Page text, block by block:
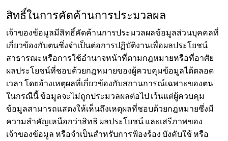
สิทธิ์ในการคัดค้านการประมวลผล
เจ้าของข้อมูลมีสิทธิ์คัดค้านการประมวลผลข้อมูลส่วนบุคคลที่
เกี่ยวข้องกับตนซึ่งจำเป็นต่อการปฏิบัติงานเพื่อผลประโยชน์
สาธารณะหรือการใช้อำนาจหน้าที่ตามกฎหมายหรือที่อาศัย
ผลประโยชน์ที่ชอบด้วยกฎหมายของผู้ควบคุมข้อมูลได้ตลอด
เวลา โดยอ้างเหตุผลที่เกี่ยวข้องกับสถานการณ์เฉพาะของตน
ในกรณีนี้ ข้อมูลจะไม่ถูกประมวลผลต่อไป เว้นแต่ผู้ควบคุม
ข้อมูลสามารถแสดงให้เห็นถึงเหตุผลที่ชอบด้วยกฎหมายซึ่งมี
ความสำคัญเหนือกว่าสิทธิ ผลประโยชน์ และเสรีภาพของ
เจ้าของข้อมูล หรือจำเป็นสำหรับการฟ้องร้อง บังคับใช้ หรือ